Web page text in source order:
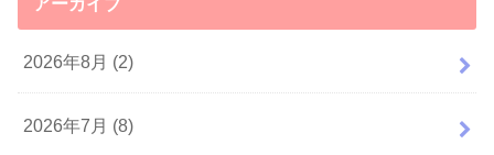
2026年8月 (2)
2026年7月 (8)